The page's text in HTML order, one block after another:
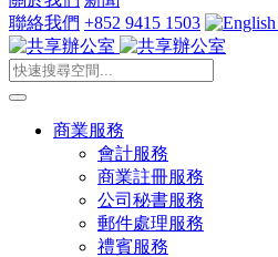
聯絡我們 +852 9415 1503
商業服務
會計服務
商業註冊服務
公司秘書服務
郵件處理服務
禮賓服務